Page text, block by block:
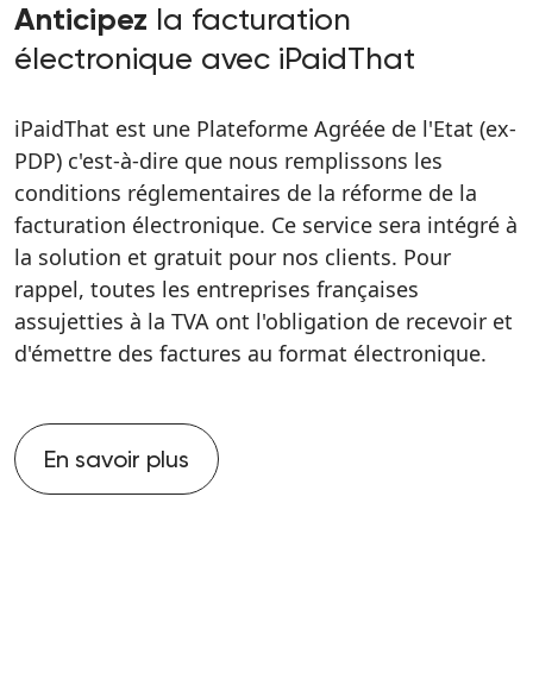
Anticipez la facturation
électronique avec iPaidThat
iPaidThat est une Plateforme Agréée de l'Etat (ex-
PDP) c'est-à-dire que nous remplissons les
conditions réglementaires de la réforme de la
facturation électronique. Ce service sera intégré à
la solution et gratuit pour nos clients. Pour
rappel, toutes les entreprises françaises
assujetties à la TVA ont l'obligation de recevoir et
d'émettre des factures au format électronique.
En savoir plus